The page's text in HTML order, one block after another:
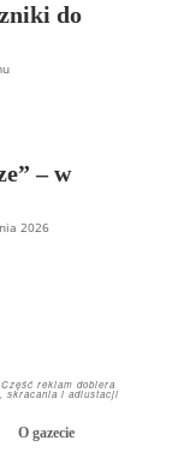
do
– w
2026
reklam dobiera
skracania i adiustacji
O gazecie